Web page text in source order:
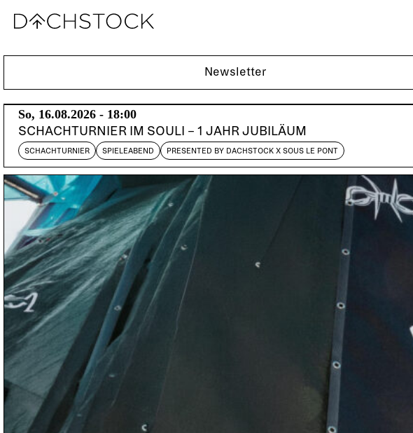
Newsletter
So, 16.08.2026 - 18:00
SCHACHTURNIER IM SOULI – 1 JAHR JUBILÄUM
SCHACHTURNIER SPIELEABEND PRESENTED BY DACHSTOCK X SOUS LE PONT